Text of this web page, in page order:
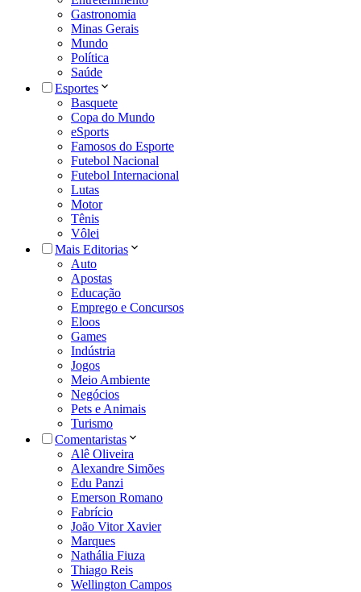
Gastronomia
Minas Gerais
Mundo
Política
Saúde
Esportes
Basquete
Copa do Mundo
eSports
Famosos do Esporte
Futebol Nacional
Futebol Internacional
Lutas
Motor
Tênis
Vôlei
Mais Editorias
Auto
Apostas
Educação
Emprego e Concursos
Eloos
Games
Indústria
Jogos
Meio Ambiente
Negócios
Pets e Animais
Turismo
Comentaristas
Alê Oliveira
Alexandre Simões
Edu Panzi
Emerson Romano
Fabrício
João Vitor Xavier
Marques
Nathália Fiuza
Thiago Reis
Wellington Campos